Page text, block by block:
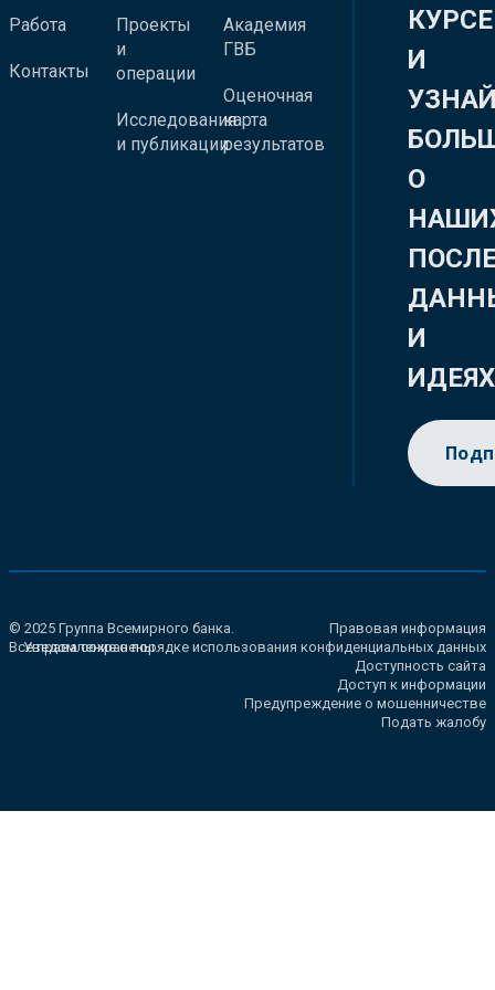
Работа
Контакты
Проекты
и
операции
Исследования
и публикации
Академия
ГВБ
Оценочная
карта
результатов
КУРСЕ
И
О
И
ИДЕЯХ
© 2025 Группа Всемирного банка.
Все права сохранены.
Правовая информация
Уведомление о порядке использования конфиденциальных данных
Доступность сайта
Доступ к информации
Предупреждение о мошенничестве
Подать жалобу